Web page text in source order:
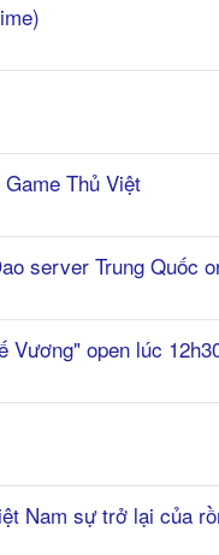
Thủ Việt
server Trung Quốc
Vương" open lúc
Nam sự trở lại của